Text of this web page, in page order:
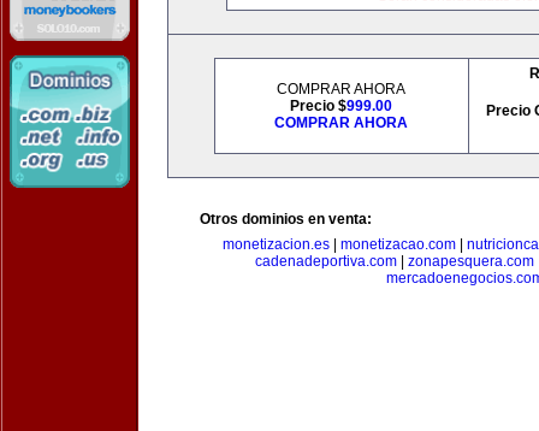
COMPRAR AHORA
Precio $999.00
COMPRAR AHORA
Precio
Otros dominios en venta:
monetizacion.es| monetizacao.com|
cadenadeportiva.com
zonapesquera.com